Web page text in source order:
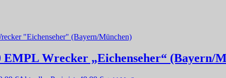
Wrecker „Eichenseher“ (Bayern/